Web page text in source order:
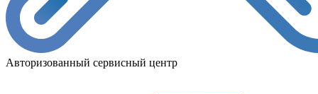
Авторизованный сервисный центр